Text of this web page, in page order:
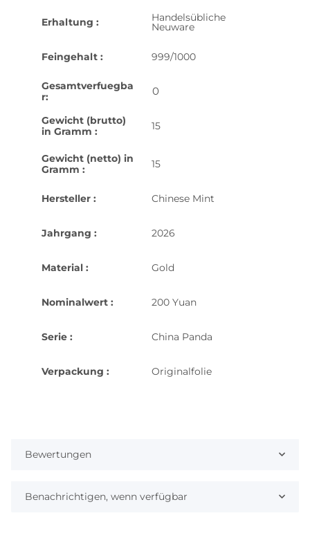
Erhaltung : Handelsübliche
Neuware
Feingehalt : 999/1000
Gesamtverfuegba
r:
0
Gewicht (brutto)
in Gramm :
15
Gewicht (netto) in
Gramm :
15
Hersteller : Chinese Mint
Jahrgang : 2026
Material : Gold
Nominalwert : 200 Yuan
Serie : China Panda
Verpackung : Originalfolie
Bewertungen
Benachrichtigen, wenn verfügbar